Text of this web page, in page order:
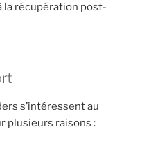
la récupération post-
s’intéressent au
plusieurs raisons :